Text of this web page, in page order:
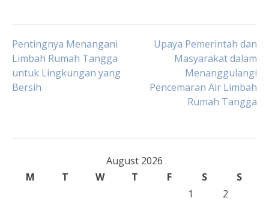
Post
navigation
Pentingnya Menangani
Limbah Rumah Tangga
untuk Lingkungan yang
Bersih
Upaya Pemerintah dan
Masyarakat dalam
Menanggulangi
Pencemaran Air Limbah
Rumah Tangga
August 2026
M
T W T F S
S
1
2